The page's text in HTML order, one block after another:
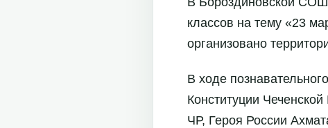
классов на тему «23
организовано
В ходе
Конституции
ЧР, Героя России